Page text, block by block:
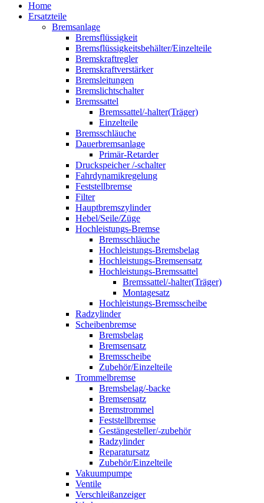
Home
Ersatzteile
Bremsanlage
Bremsflüssigkeit
Bremsflüssigkeitsbehälter/Einzelteile
Bremskraftregler
Bremskraftverstärker
Bremsleitungen
Bremslichtschalter
Bremssattel
Bremssattel/-halter(Träger)
Einzelteile
Bremsschläuche
Dauerbremsanlage
Primär-Retarder
Druckspeicher /-schalter
Fahrdynamikregelung
Feststellbremse
Filter
Hauptbremszylinder
Hebel/Seile/Züge
Hochleistungs-Bremse
Bremsschläuche
Hochleistungs-Bremsbelag
Hochleistungs-Bremsensatz
Hochleistungs-Bremssattel
Bremssattel/-halter(Träger)
Montagesatz
Hochleistungs-Bremsscheibe
Radzylinder
Scheibenbremse
Bremsbelag
Bremsensatz
Bremsscheibe
Zubehör/Einzelteile
Trommelbremse
Bremsbelag/-backe
Bremsensatz
Bremstrommel
Feststellbremse
Gestängesteller/-zubehör
Radzylinder
Reparatursatz
Zubehör/Einzelteile
Vakuumpumpe
Ventile
Verschleißanzeiger